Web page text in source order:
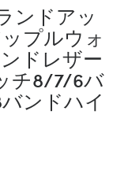
ンドアッ
プルウォ
ドレザー
チ8/7/6バ
ンドハイ